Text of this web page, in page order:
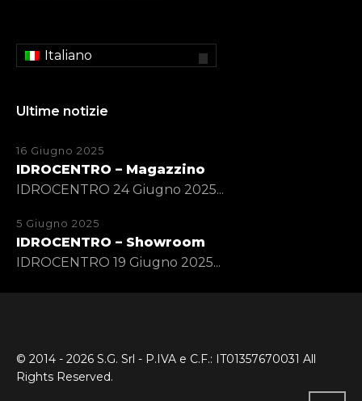
Italiano
Ultime notizie
16 Giugno 2025
IDROCENTRO – Magazzino
IDROCENTRO 24 Giugno 2025...
5 Giugno 2025
IDROCENTRO – Showroom
IDROCENTRO 19 Giugno 2025...
© 2014 - 2026 S.G. Srl - P.IVA e C.F.: IT01357670031 All
Rights Reserved.